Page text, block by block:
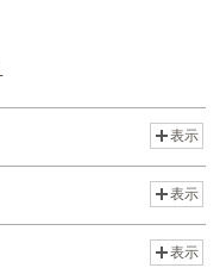
表示
表示
表示